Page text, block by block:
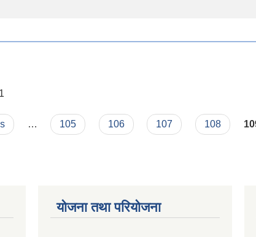
… 105 106 107 108
योजना तथा परियोजना